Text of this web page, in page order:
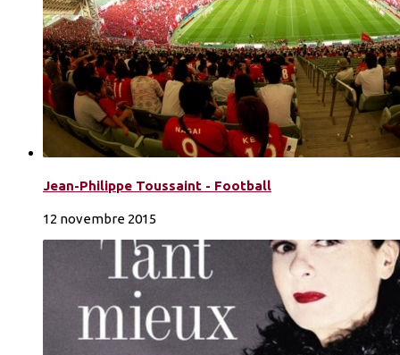
Jean-Philippe Toussaint - Football
12 novembre 2015